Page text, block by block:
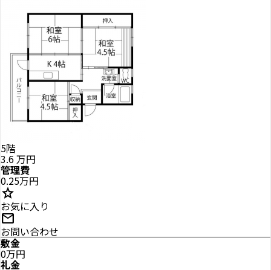
5階
3.6万円
管理費
0.25万円
star
お気に入り
mail
お問い合わせ
敷金
0万円
礼金